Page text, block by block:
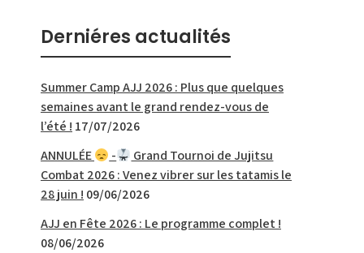
Derniéres actualités
Summer Camp AJJ 2026 : Plus que quelques
semaines avant le grand rendez-vous de
l’été ! 17/07/2026
ANNULÉE
-
Grand Tournoi de Jujitsu
Combat 2026 : Venez vibrer sur les tatamis le
28 juin ! 09/06/2026
AJJ en Fête 2026 : Le programme complet !
08/06/2026